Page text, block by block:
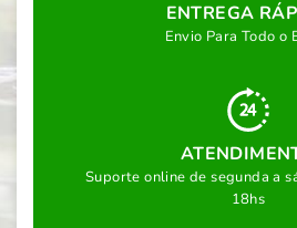
ENTREGA
Envio Para Todo o
Suporte online de segunda a
18hs